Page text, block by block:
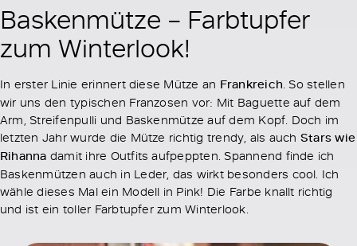
Baskenmütze – Farbtupfer
zum Winterlook!
In erster Linie erinnert diese Mütze an Frankreich . So stellen
wir uns den typischen Franzosen vor: Mit Baguette auf dem
Arm, Streifenpulli und Baskenmütze auf dem Kopf. Doch im
letzten Jahr wurde die Mütze richtig trendy, als auch Stars wie
Rihanna damit ihre Outfits aufpeppten. Spannend finde ich
Baskenmützen auch in Leder, das wirkt besonders cool. Ich
wähle dieses Mal ein Modell in Pink! Die Farbe knallt richtig
und ist ein toller Farbtupfer zum Winterlook.